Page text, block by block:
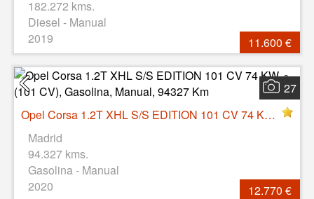
182.272 kms.
Diesel - Manual
2019
11.600 €
27
Opel Corsa 1.2T XHL S/S EDITION 101 CV 74 KW (101 CV), Gasolina, Manual, 94327 Km
Madrid
94.327 kms.
Gasolina - Manual
2020
12.770 €